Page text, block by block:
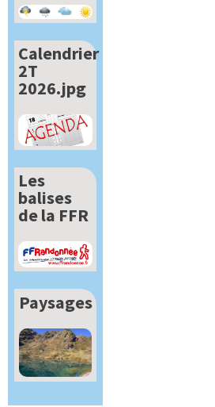
Calendrier
2T
2026.jpg
Les
balises
de la FFR
Paysages